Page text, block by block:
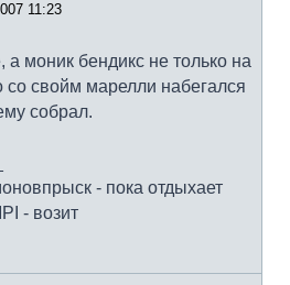
11:23
а моник бендикс не только на
со свойм марелли набегался
собрал.
- пока отдыхает
- возит